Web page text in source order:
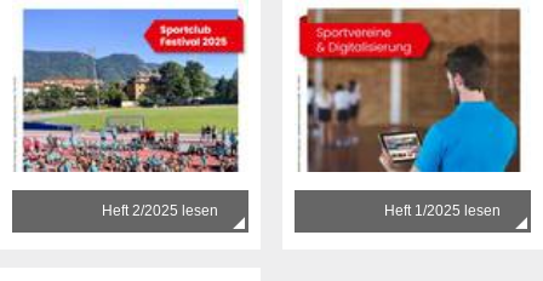
Heft 2/2025 lesen Heft 1/2025 lesen